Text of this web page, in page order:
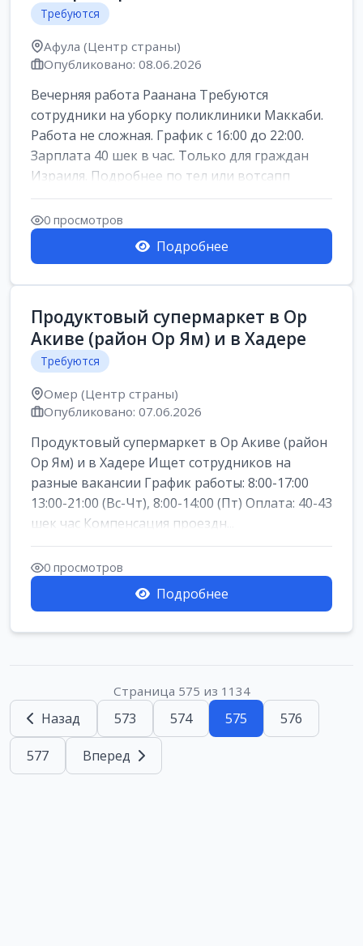
Требуются
Афула (Центр страны)
Опубликовано: 08.06.2026
Вечерняя работа Раанана Требуются
сотрудники на уборку поликлиники Маккаби.
Работа не сложная. График с 16:00 до 22:00.
Зарплата 40 шек в час. Только для граждан
Израиля. Подробнее по тел или вотсапп
0 просмотров
Подробнее
Продуктовый супермаркет в Ор
Акиве (район Ор Ям) и в Хадере
Требуются
Омер (Центр страны)
Опубликовано: 07.06.2026
Продуктовый супермаркет в Ор Акиве (район
Ор Ям) и в Хадере Ищет сотрудников на
разные вакансии График работы: 8:00-17:00
13:00-21:00 (Вс-Чт), 8:00-14:00 (Пт) Оплата: 40-43
шек час Компенсация проездн...
0 просмотров
Подробнее
Страница 575 из 1134
Назад 573 574 575 576
577 Вперед